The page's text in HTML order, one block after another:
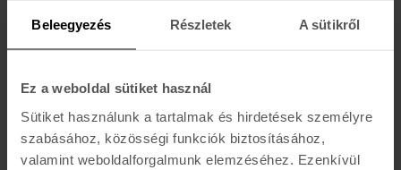
Beleegyezés Részletek A sütikről
Ez a weboldal sütiket használ
Sütiket használunk a tartalmak és hirdetések személyre
szabásához, közösségi funkciók biztosításához,
valamint weboldalforgalmunk elemzéséhez. Ezenkívül
Deck Shorts
34.990 Ft
TERMÉK / OLDAL